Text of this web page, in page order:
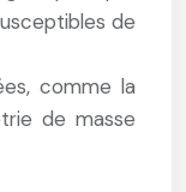
de
comme la
de masse